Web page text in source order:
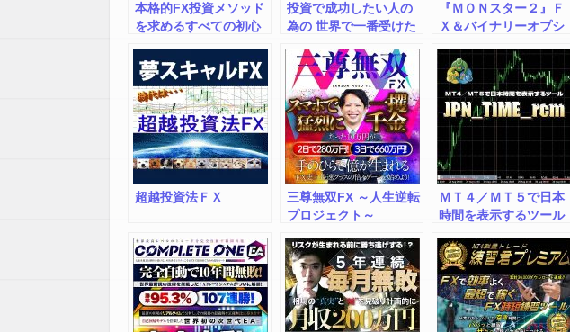
本格的FX投資メソッド
を求めるすべての初心
メソッド【ベーシック
版】
投資で成功したい人の
為の 世界で一番受けた
材）,激安,キャッシュバ
ック,豪華特典付！
『ＭＯＮスター２』Ｆ
Ｘ＆バイナリーオプシ
超越投資法ＦＸ
三尊無双FX ～人生逆転
プロジェクト～
ＭＴ４／ＭＴ５で日本
時間を表示するツール